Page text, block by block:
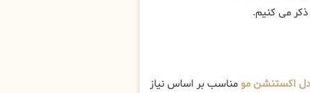
می کنیم.
اکستنشن مومناسب بر اساس نیاز